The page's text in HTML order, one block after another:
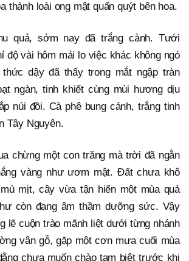
thành loài ong mật quấn quýt bên hoa.
quả, sớm nay đã trắng cành. Tưới
độ vài hôm mải lo việc khác không ngó
dậy đã thấy trong mắt ngập tràn
ngàn, tinh khiết cùng mùi hương dịu
núi đồi. Cà phê bung cánh, trắng tinh
Tây Nguyên.
chừng một con trăng mà trời đã ngằn
vàng như ươm mật. Đất chưa khô
mịt, cây vừa tận hiến một mùa quả
còn đang âm thầm dưỡng sức. Vậy
lẽ cuộn trào mãnh liệt dưới từng nhánh
vân gỗ, gặp một cơn mưa cuối mùa
chưa muốn chào tạm biệt trước khi